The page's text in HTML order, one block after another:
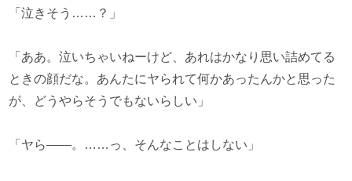
「泣きそう……？」
「ああ。泣いちゃいねーけど、あれはかなり思い詰めてる
ときの顔だな。あんたにヤられて何かあったんかと思った
が、どうやらそうでもないらしい」
「ヤら――。……っ、そんなことはしない」